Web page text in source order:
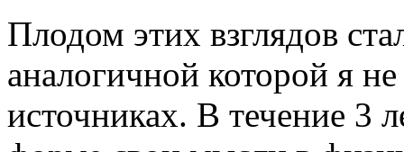
Плодом этих взглядов
аналогичной которой я
источниках. В течение 3